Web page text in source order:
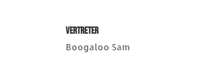
Vertreter
Boogaloo Sam